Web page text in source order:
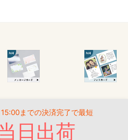
までの決済完了で最短
日出荷